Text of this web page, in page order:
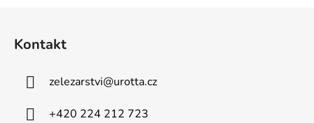
Kontakt
zelezarstvi@urotta.cz
+420 224 212 723